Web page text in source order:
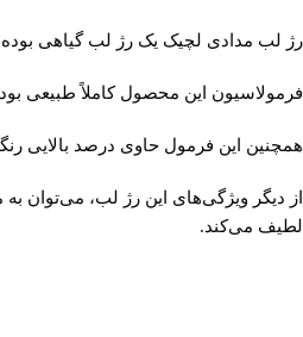
رژ لب مدادی لچیک یک رژ لب گیاهی
فرمولاسیون این محصول کاملاً طبیعی
همچنین این فرمول حاوی درصد بالایی
از دیگر ویژگی‌های این رژ لب، می‌توان
لطیف می‌کند.